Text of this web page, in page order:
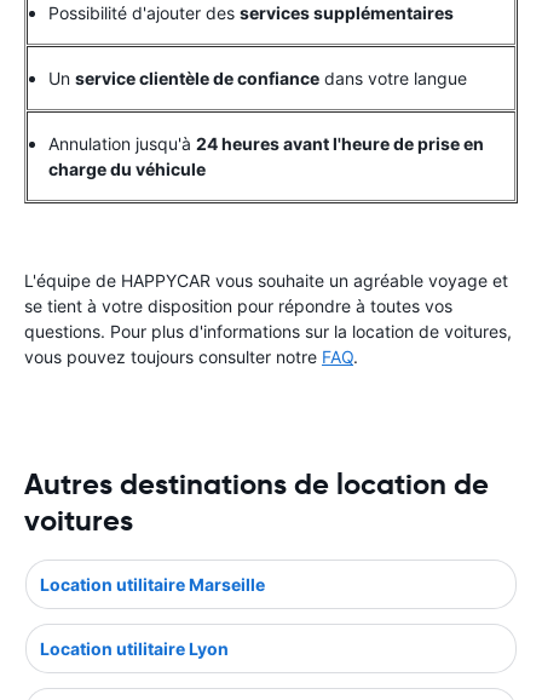
Possibilité d'ajouter des services supplémentaires
Un service clientèle de confiance dans votre langue
Annulation jusqu'à 24 heures avant l'heure de prise en
charge du véhicule
L'équipe de HAPPYCAR vous souhaite un agréable voyage et
se tient à votre disposition pour répondre à toutes vos
questions. Pour plus d'informations sur la location de voitures,
vous pouvez toujours consulter notre FAQ.
Autres destinations de location de
voitures
Location utilitaire Marseille
Location utilitaire Lyon